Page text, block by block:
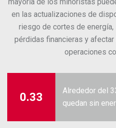
en las actualizaciones de
riesgo de cortes de
pérdidas financieras y
operaciones
0.33
Alrededor del
quedan sin